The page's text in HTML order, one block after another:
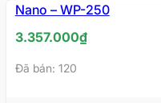
HẾT
HÀNG
Nano – WP-250
3.357.000₫
Đã bán: 120